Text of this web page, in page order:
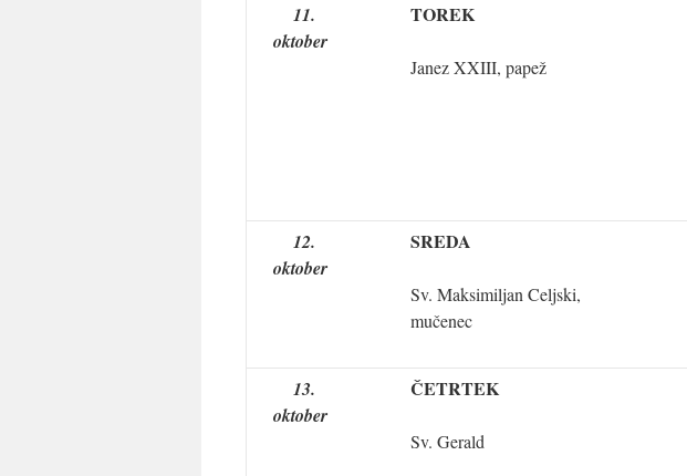
11.
oktober
TOREK
Janez XXIII, papež
12.
oktober
SREDA
Sv. Maksimiljan Celjski,
mučenec
13.
oktober
ČETRTEK
Sv. Gerald